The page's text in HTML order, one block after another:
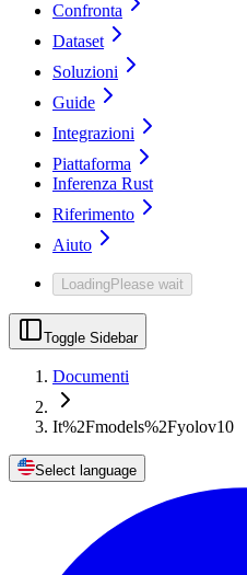
Confronta
Dataset
Soluzioni
Guide
Integrazioni
Piattaforma
Inferenza Rust
Riferimento
Aiuto
LoadingPlease wait
Toggle Sidebar
Documenti
It%2Fmodels%2Fyolov10
Select language